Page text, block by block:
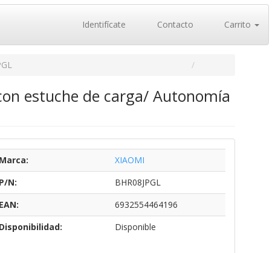
Identifícate Contacto Carrito
estuche de carga/ Autonomía
Marca:
XIAOMI
P/N:
BHR08JPGL
EAN:
6932554464196
Disponibilidad:
Disponible